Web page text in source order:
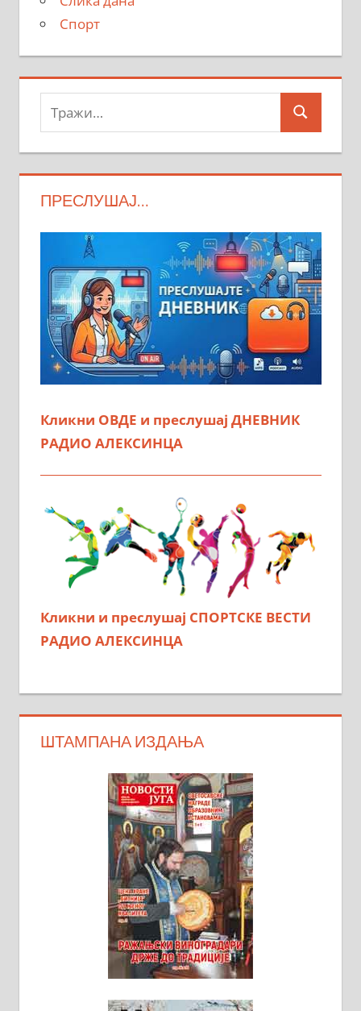
Спорт
Search
ПРЕСЛУШАЈ…
Кликни ОВДЕ и преслушај ДНЕВНИК
РАДИО АЛЕКСИНЦА
Кликни и преслушај СПОРТСКЕ ВЕСТИ
РАДИО АЛЕКСИНЦА
ШТАМПАНА ИЗДАЊА